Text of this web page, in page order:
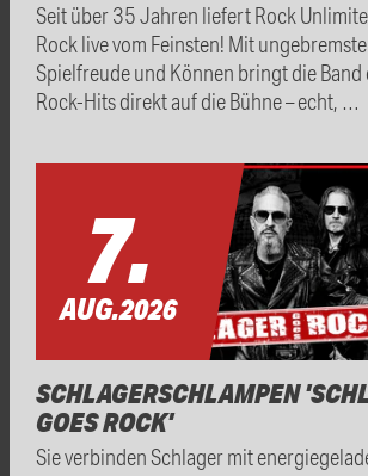
Seit über 35 Jahren liefert Rock
Rock live vom Feinsten! Mit
Spielfreude und Können bringt die
Rock-Hits direkt auf die Bühne – echt, …
7.
AUG.2026
SCHLAGERSCHLAMPEN
GOES ROCK'
Sie verbinden Schlager mit